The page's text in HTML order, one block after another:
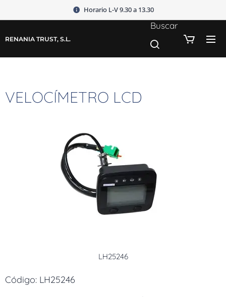
Horario L-V 9.30 a 13.30
RENANIA TRUST, S.L.
Buscar
VELOCÍMETRO LCD
LH25246
Código: LH25246